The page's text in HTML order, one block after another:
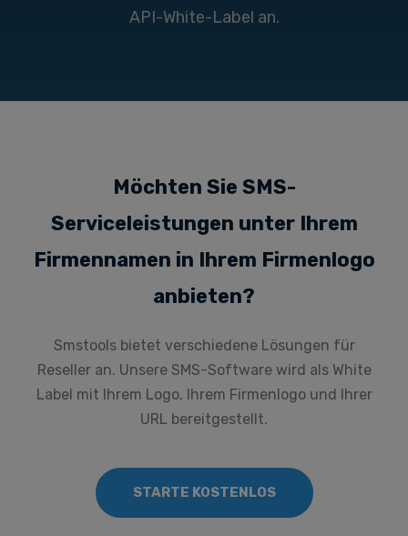
API-White-Label an.
Möchten Sie SMS-
Serviceleistungen unter Ihrem
Firmennamen in Ihrem Firmenlogo
anbieten?
Smstools bietet verschiedene Lösungen für
Reseller an. Unsere SMS-Software wird als White
Label mit Ihrem Logo, Ihrem Firmenlogo und Ihrer
URL bereitgestellt.
STARTE KOSTENLOS